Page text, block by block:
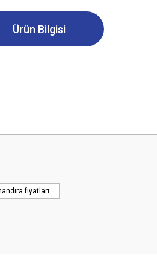
Ürün Bilgisi
fiyatları